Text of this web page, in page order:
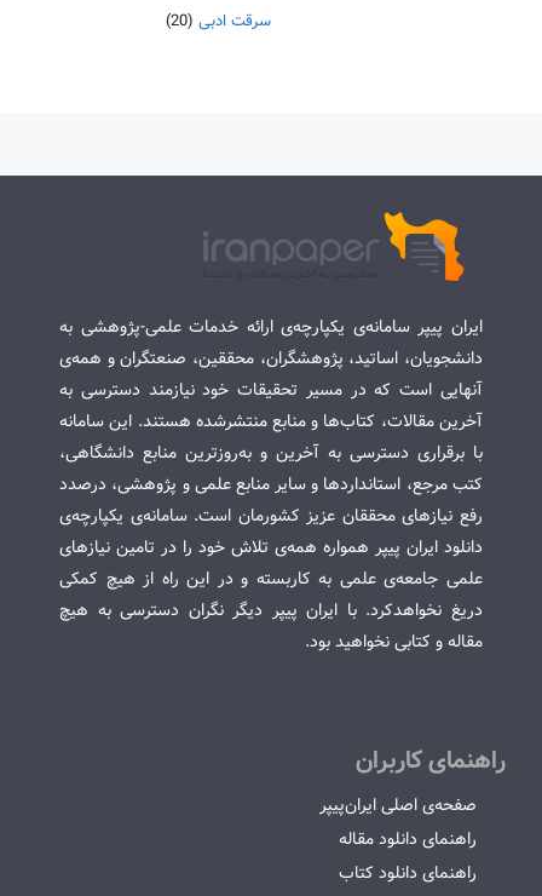
سرقت ادبی (20)
ایران پیپر سامانه‌ی یکپارچه‌ی ارائه خدمات علمی-پژوهشی به
دانشجویان، اساتید، پژوهشگران، محققین، صنعتگران و همه‌ی
آنهایی است که در مسیر تحقیقات خود نیازمند دسترسی به
آخرین مقالات، کتاب‌ها و منابع منتشرشده هستند. این سامانه
با برقراری دسترسی به آخرین و به‌روزترین منابع دانشگاهی،
کتب مرجع، استانداردها و سایر منابع علمی و پژوهشی، درصدد
رفع نیازهای محققان عزیز کشورمان است. سامانه‌ی یکپارچه‌ی
دانلود ایران پیپر همواره همه‌ی تلاش خود را در تامین نیازهای
علمی جامعه‌ی علمی به کاربسته و در این راه از هیچ کمکی
دریغ نخواهدکرد. با ایران پیپر دیگر نگران دسترسی به هیچ
مقاله و کتابی نخواهید بود.
راهنمای کاربران
صفحه‌ی اصلی ایران‌پیپر
راهنمای دانلود مقاله
راهنمای دانلود کتاب